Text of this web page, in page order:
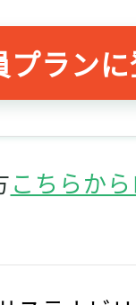
プラン
こちらか